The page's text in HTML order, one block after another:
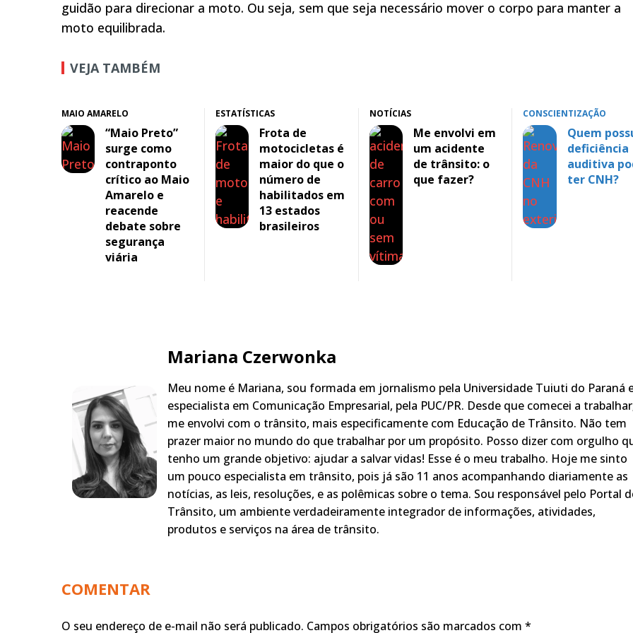
guidão para direcionar a moto. Ou seja, sem que seja necessário mover o corpo para manter a
moto equilibrada.
VEJA TAMBÉM
MAIO AMARELO
“Maio Preto”
surge como
contraponto
crítico ao Maio
Amarelo e
reacende
debate sobre
segurança
viária
ESTATÍSTICAS
Frota de
motocicletas é
maior do que o
número de
habilitados em
13 estados
brasileiros
NOTÍCIAS
Me envolvi em
um acidente
de trânsito: o
que fazer?
CONSCIENTIZAÇÃO
Quem
deficiência
auditiva
ter CNH?
Mariana Czerwonka
Meu nome é Mariana, sou formada em jornalismo pela Universidade Tuiuti do Paraná
especialista em Comunicação Empresarial, pela PUC/PR. Desde que comecei a
me envolvi com o trânsito, mais especificamente com Educação de Trânsito. Não tem
prazer maior no mundo do que trabalhar por um propósito. Posso dizer com orgulho
tenho um grande objetivo: ajudar a salvar vidas! Esse é o meu trabalho. Hoje me sinto
um pouco especialista em trânsito, pois já são 11 anos acompanhando diariamente as
notícias, as leis, resoluções, e as polêmicas sobre o tema. Sou responsável pelo Portal
Trânsito, um ambiente verdadeiramente integrador de informações, atividades,
produtos e serviços na área de trânsito.
COMENTAR
O seu endereço de e-mail não será publicado. Campos obrigatórios são marcados com *